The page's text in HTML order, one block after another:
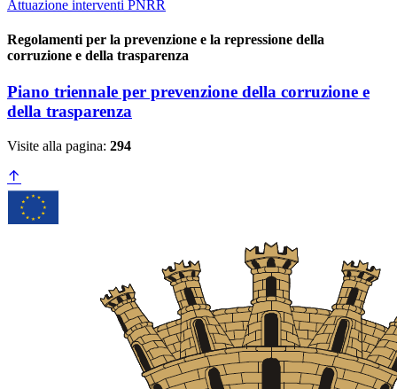
Attuazione interventi PNRR
Regolamenti per la prevenzione e la repressione della
corruzione e della trasparenza
Piano triennale per prevenzione della corruzione e
della trasparenza
Visite alla pagina: 294